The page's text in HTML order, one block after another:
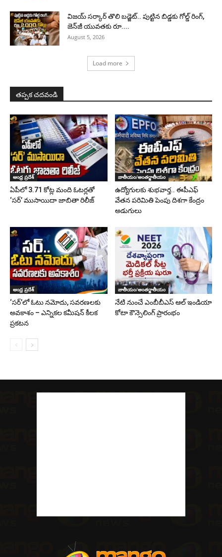
విజయ్ సర్కార్ తొలి బడ్జెట్.. పుట్టిన బిడ్డకు గోల్డ్ రింగ్,
జెన్‌జీ యువతకు రూ....
August 5, 2026
Load more
తప్పక చదవండి
ఆంధ్ర ప్రదేశ్
ఏపీలో 3.71 కోట్ల మంది ఓటర్లతో
‘సర్‌’ ముసాయిదా జాబితా రిలీజ్
జాతీయం/అంతర్జాతీయం
ఉద్యోగులకు శుభవార్త.. ఈపీఎఫ్‌
వేతన పరిమితి పెంపు దిశగా కేంద్రం
అడుగులు
ఆంధ్ర ప్రదేశ్
‘సర్‌’లో ఓటు నమోదు, సవరణలకు
అవకాశం – ఎన్నికల కమీషన్ కీలక
ప్రకటన
జాతీయం/అంతర్జాతీయం
నేటి నుంచే ఎంబీబీఎస్ ఆల్ ఇండియా
కోటా కౌన్సెలింగ్ ప్రారంభం